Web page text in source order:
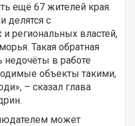
ещё 67 жителей края.
делятся с
региональных властей,
Такая обратная
недочёты в работе
объекты такими,
– сказал глава
может